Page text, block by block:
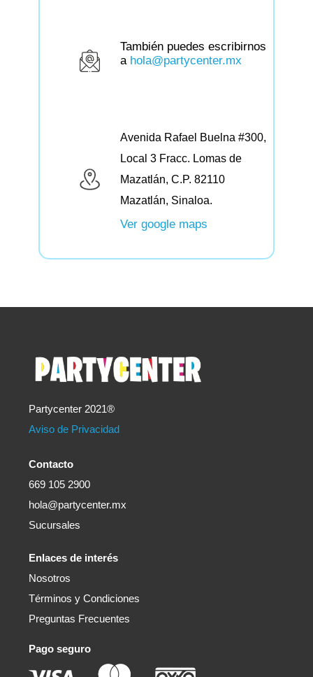
También puedes escribirnos
a hola@partycenter.mx
Avenida Rafael Buelna #300,
Local 3 Fracc. Lomas de
Mazatlán, C.P. 82110
Mazatlán, Sinaloa.
Ver google maps
Partycenter 2021®
Aviso de Privacidad
Contacto
669 105 2900
hola@partycenter.mx
Sucursales
Enlaces de interés
Nosotros
Términos y Condiciones
Preguntas Frecuentes
Pago seguro